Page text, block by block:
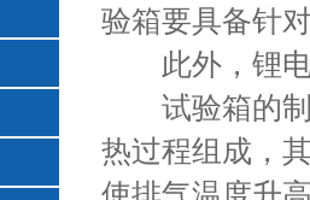
验箱要具备针
此外，锂电
试验箱的制
热过程组成，